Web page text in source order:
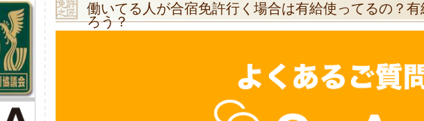
働いてる人が合宿免許行く場合は有給使ってるの？
ろう？